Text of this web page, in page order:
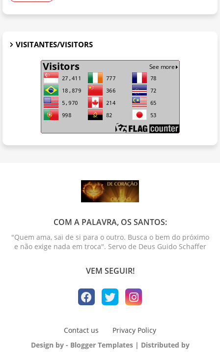
VISITANTES/VISITORS
COM A PALAVRA, OS SANTOS:
"Quem ama, sai de si para o outro. Busca o bem do próximo
e não exige nada em troca". Servo de Deus Guido Schaffer
VEM SEGUIR!
Contact us
Privacy Policy
Design by - Blogger Templates | Distributed by